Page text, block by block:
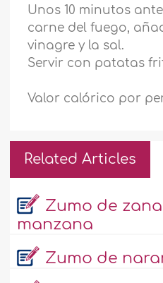
Unos 10 minutos
carne del fuego,
vinagre y la sal.
Servir con patatas
Valor calórico por
Related Articles
Zumo de
manzana
Zumo de